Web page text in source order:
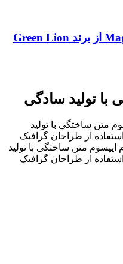
با تولید سادگی
متن ساختگی با تولید
از طراحان گرافیک
متن ساختگی با تولید
از طراحان گرافیک